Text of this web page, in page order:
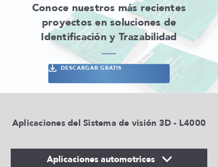
Conoce nuestros más recientes
proyectos en soluciones de
Identificación y Trazabilidad
DESCARGAR GRATIS
Aplicaciones del Sistema de visión 3D - L4000
Aplicaciones automotrices